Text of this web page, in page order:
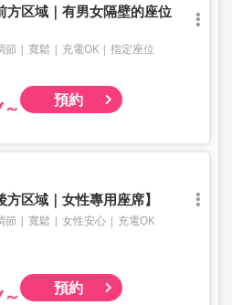
区域｜有男女隔壁的座位
節 寬鬆 充電OK 指定座位
預約
区域｜女性專用座席】
節 寬鬆 女性安心
充電OK
預約